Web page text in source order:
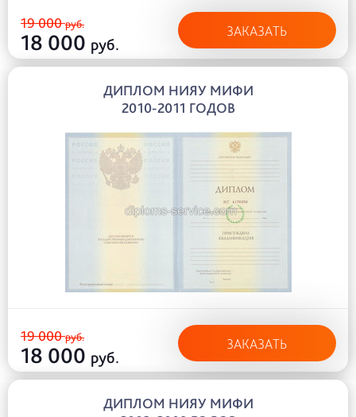
19 000руб.
18 000 руб.
ЗАКАЗАТЬ
ДИПЛОМ НИЯУ МИФИ
2010-2011 ГОДОВ
19 000руб.
18 000 руб.
ЗАКАЗАТЬ
ДИПЛОМ НИЯУ МИФИ